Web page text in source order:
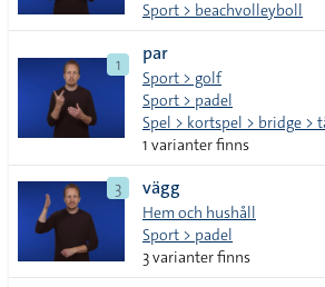
Sport > beachvolleyboll
1 par
Sport > golf
Sport > padel
Spel > kortspel > bridge >
1 varianter finns
3 vägg
Hem och hushåll
Sport > padel
3 varianter finns